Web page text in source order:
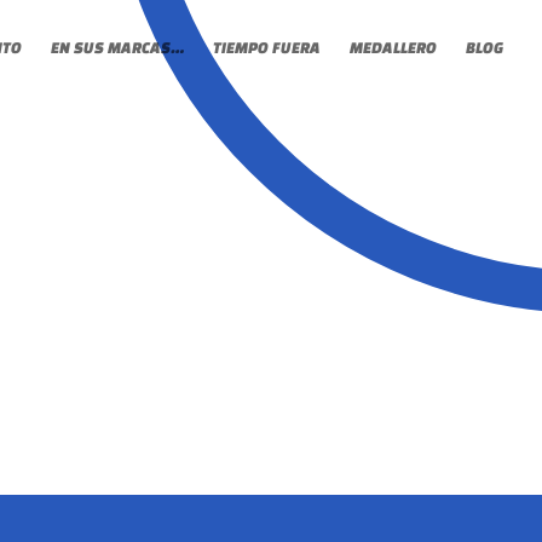
EN SUS MARCAS… TIEMPO FUERA MEDALLERO BLOG